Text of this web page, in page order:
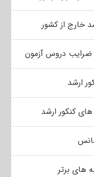
خارج از کشور
دروس آزمون
ارشد
کنکور ارشد
های برتر